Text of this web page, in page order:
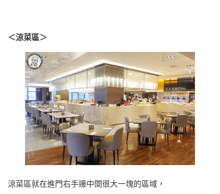
＜涼菜區＞
涼菜區就在進門右手邊中間很大一塊的區域，